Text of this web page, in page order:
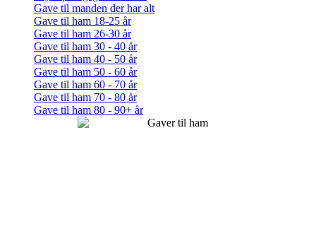
Gave til manden der har alt
Gave til ham 18-25 år
Gave til ham 26-30 år
Gave til ham 30 - 40 år
Gave til ham 40 - 50 år
Gave til ham 50 - 60 år
Gave til ham 60 - 70 år
Gave til ham 70 - 80 år
Gave til ham 80 - 90+ år